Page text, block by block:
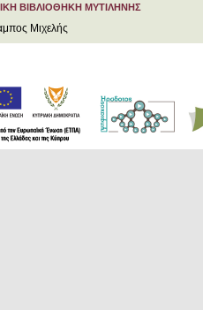
ΒΙΒΛΙΟΘΗΚΗ ΜΥΤΙΛΗΝΗΣ
Μιχελής